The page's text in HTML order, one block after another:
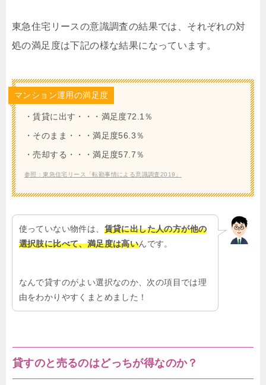
東急住宅リースの意識調査の結果では、それぞれの対
処の満足度は下記の様な結果になっています。
マンション運用の満足度
・賃貸に出す・・・満足度72.1％
・そのまま・・・満足度56.3％
・売却する・・・満足度57.7％
参照：東急住宅リース「転勤事情による意識調査2019」
使っていない物件は、 賃貸に出した人の方が他の
選択肢に比べて、満足度は高いんです。
なんで貸すのがよい選択なのか、次の項目では理
由をわかりやすくまとめました！
貸すのと売るのはどっちが得なのか？